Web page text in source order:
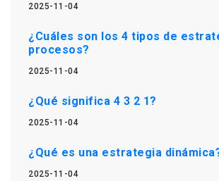
2025-11-04
¿Cuáles son los 4 tipos de
procesos?
2025-11-04
¿Qué significa 4 3 2 1?
2025-11-04
¿Qué es una estrategia
2025-11-04